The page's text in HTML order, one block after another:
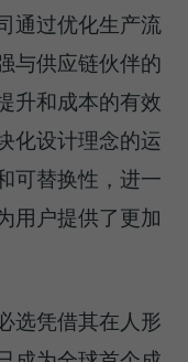
通过优化生产流
与供应链伙伴的
升和成本的有效
化设计理念的运
可替换性，进一
用户提供了更加
选凭借其在人形